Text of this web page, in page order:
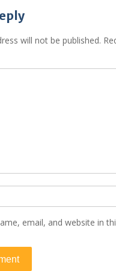
will not be published.
email, and website in